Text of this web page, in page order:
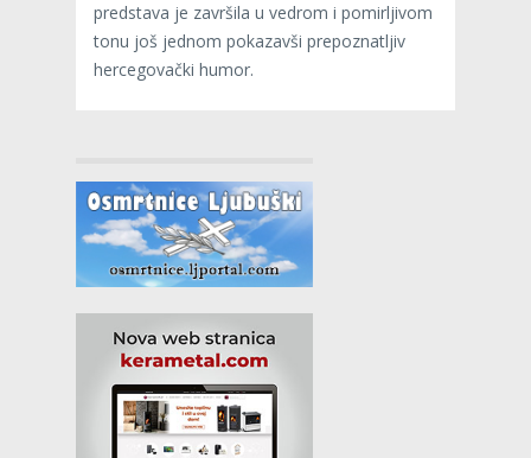
predstava je završila u vedrom i pomirljivom
tonu još jednom pokazavši prepoznatljiv
hercegovački humor.